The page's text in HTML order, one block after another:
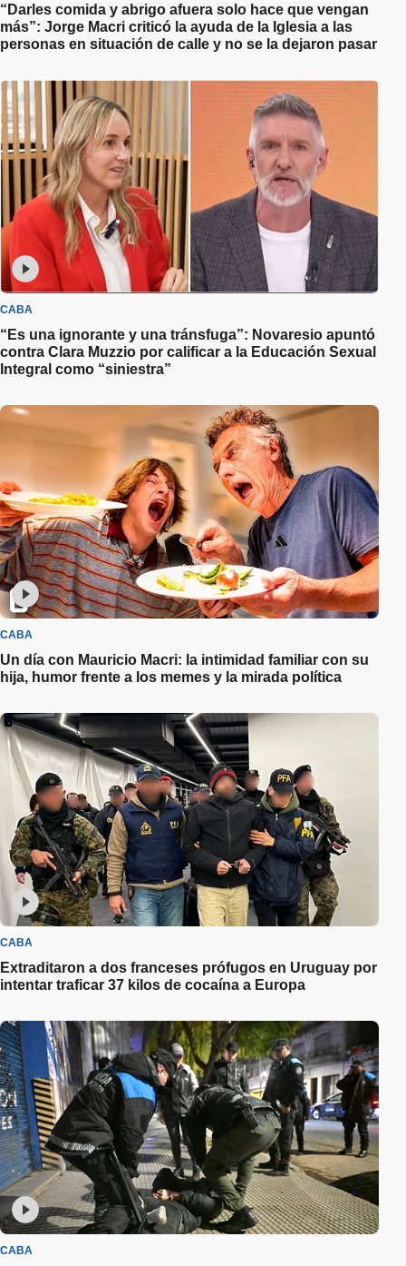
“Darles comida y abrigo afuera solo hace que vengan
más”: Jorge Macri criticó la ayuda de la Iglesia a las
personas en situación de calle y no se la dejaron pasar
CABA
“Es una ignorante y una tránsfuga”: Novaresio apuntó
contra Clara Muzzio por calificar a la Educación Sexual
Integral como “siniestra”
CABA
Un día con Mauricio Macri: la intimidad familiar con su
hija, humor frente a los memes y la mirada política
CABA
Extraditaron a dos franceses prófugos en Uruguay por
intentar traficar 37 kilos de cocaína a Europa
CABA